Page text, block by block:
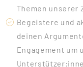
Themen unserer
Begeistere und
deinen
Engagement um